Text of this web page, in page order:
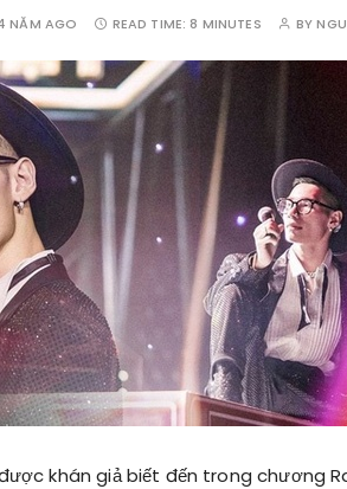
NĂM AGO READ TIME:8 MINUTES BY
khán giả biết đến trong chương